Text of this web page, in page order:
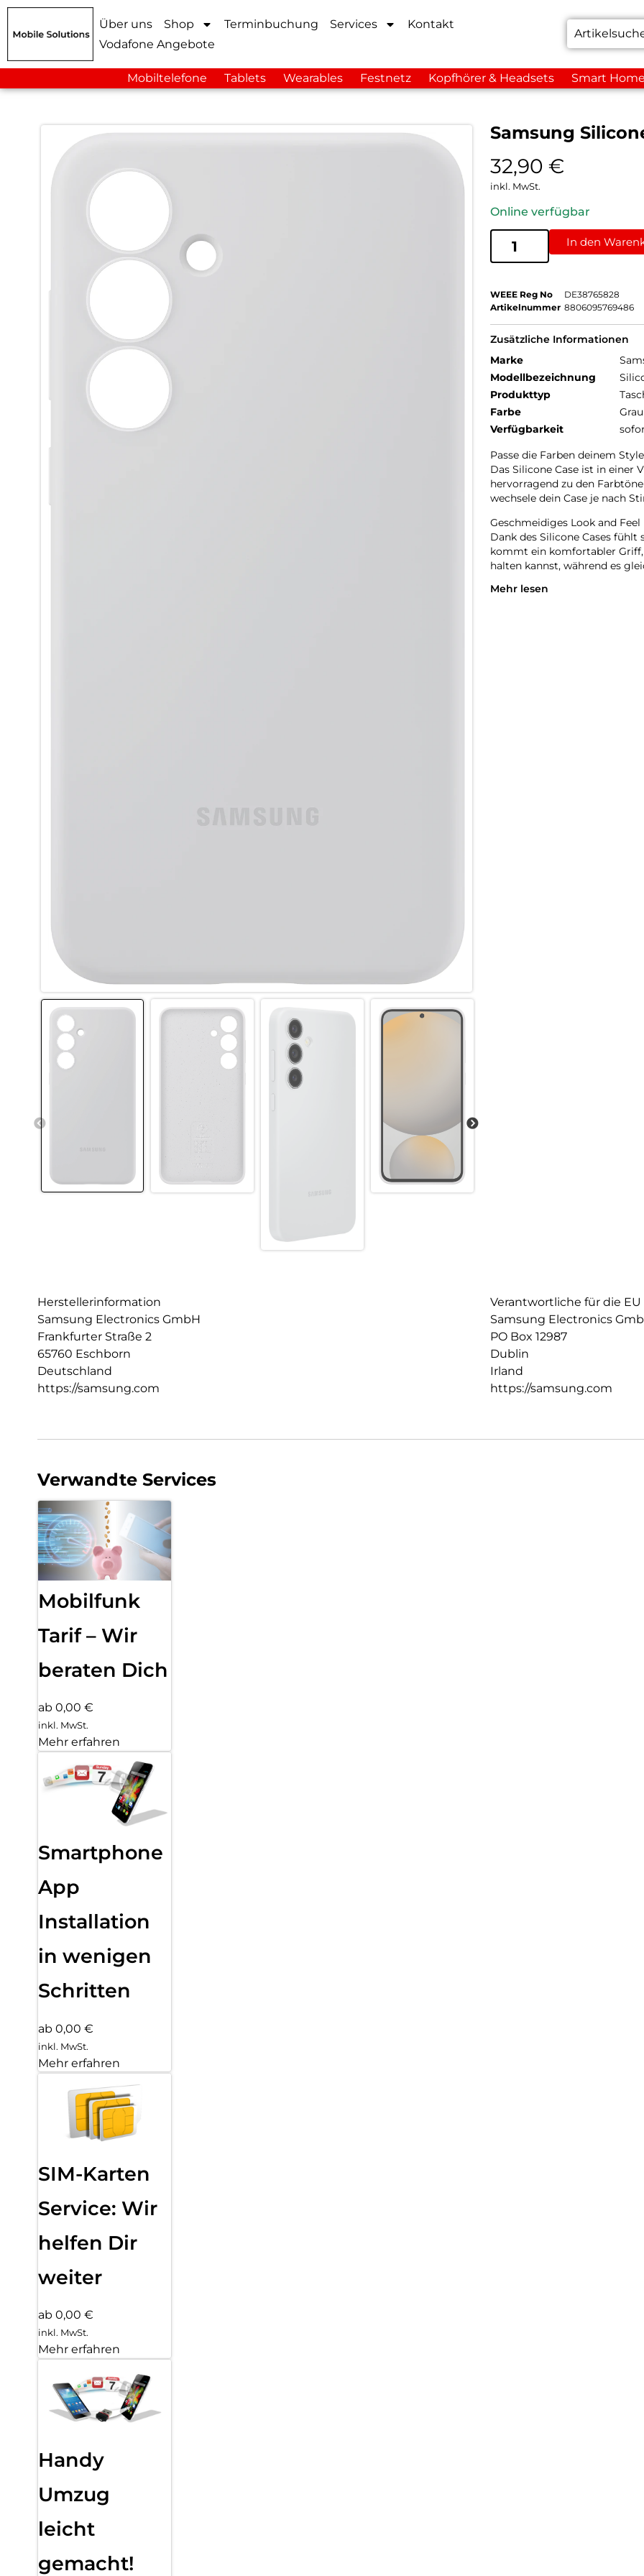
Über uns Shop Terminbuchung Services
Kontakt
Vodafone Angebote
Mobiltelefone Tablets Wearables Festnetz Kopfhörer & Headsets Smart
Samsung
32,90 €
inkl. MwSt.
Online verfügbar
In den
WEEE Reg No
DE38765828
Artikelnummer 8806095769486
Zusätzliche Informationen
Marke
Modellbezeichnung
Produkttyp
Farbe
Grau
Verfügbarkeit
Passe die Farben deinem
Das Silicone Case ist in einer
hervorragend zu den
wechsele dein Case je nach
Geschmeidiges Look and Feel
Dank des Silicone Cases
kommt ein komfortabler
halten kannst, während es
Style und Schutz in einem
Mehr lesen
Herstellerinformation
Samsung Electronics GmbH
Frankfurter Straße 2
65760 Eschborn
Deutschland
https://samsung.com
Verantwortliche für die EU
Samsung Electronics
PO Box 12987
Dublin
Irland
https://samsung.com
Verwandte Services
Mobilfunk
Tarif – Wir
beraten Dich
ab 0,00 €
inkl. MwSt.
Mehr erfahren
Smartphone
App
Installation
in wenigen
Schritten
ab 0,00 €
inkl. MwSt.
Mehr erfahren
SIM-Karten
Service: Wir
helfen Dir
weiter
ab 0,00 €
inkl. MwSt.
Mehr erfahren
Handy
Umzug
leicht
gemacht!